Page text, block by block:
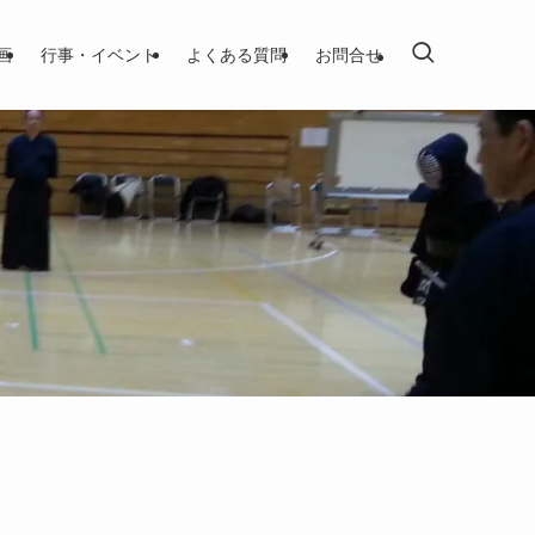
行事・イベント よくある質問 お問合せ